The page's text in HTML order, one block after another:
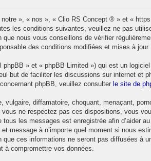
», « nos », « Clio RS Concept ® » et «
les conditions suivantes, veuillez ne pas
nous vous conseillons de vérifier
des conditions modifiées et mises à jour.
» et « phpBB Limited ») qui est un
but de faciliter les discussions sur internet et
phpBB, veuillez consulter le site de
diffamatoire, choquant, menaçant,
ne respectez pas ces dispositions, vous
les messages est enregistrée afin
message à n’importe quel moment si nous
ces informations ne seront pas diffusées
à compromettre vos données.